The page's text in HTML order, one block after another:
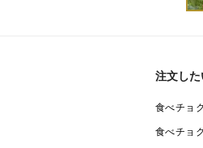
注文した
食べチョ
食べチョ